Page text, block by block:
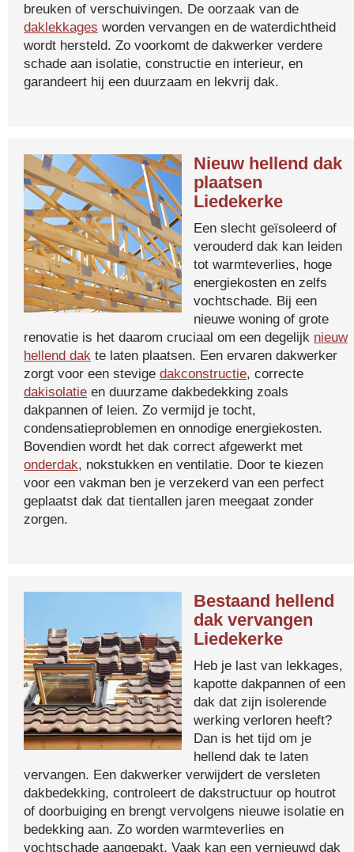
breuken of verschuivingen. De oorzaak van de
daklekkages worden vervangen en de waterdichtheid
wordt hersteld. Zo voorkomt de dakwerker verdere
schade aan isolatie, constructie en interieur, en
garandeert hij een duurzaam en lekvrij dak.
Nieuw hellend dak
plaatsen
Liedekerke
Een slecht geïsoleerd of
verouderd dak kan leiden
tot warmteverlies, hoge
energiekosten en zelfs
vochtschade. Bij een
nieuwe woning of grote
renovatie is het daarom cruciaal om een degelijk nieuw
hellend dak te laten plaatsen. Een ervaren dakwerker
zorgt voor een stevige dakconstructie, correcte
dakisolatie en duurzame dakbedekking zoals
dakpannen of leien. Zo vermijd je tocht,
condensatieproblemen en onnodige energiekosten.
Bovendien wordt het dak correct afgewerkt met
onderdak, nokstukken en ventilatie. Door te kiezen
voor een vakman ben je verzekerd van een perfect
geplaatst dak dat tientallen jaren meegaat zonder
zorgen.
Bestaand hellend
dak vervangen
Liedekerke
Heb je last van lekkages,
kapotte dakpannen of een
dak dat zijn isolerende
werking verloren heeft?
Dan is het tijd om je
hellend dak te laten
vervangen. Een dakwerker verwijdert de versleten
dakbedekking, controleert de dakstructuur op houtrot
of doorbuiging en brengt vervolgens nieuwe isolatie en
bedekking aan. Zo worden warmteverlies en
vochtschade aangepakt. Vaak kan een vernieuwd dak